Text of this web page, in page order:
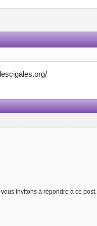
invitons à répondre à ce post.